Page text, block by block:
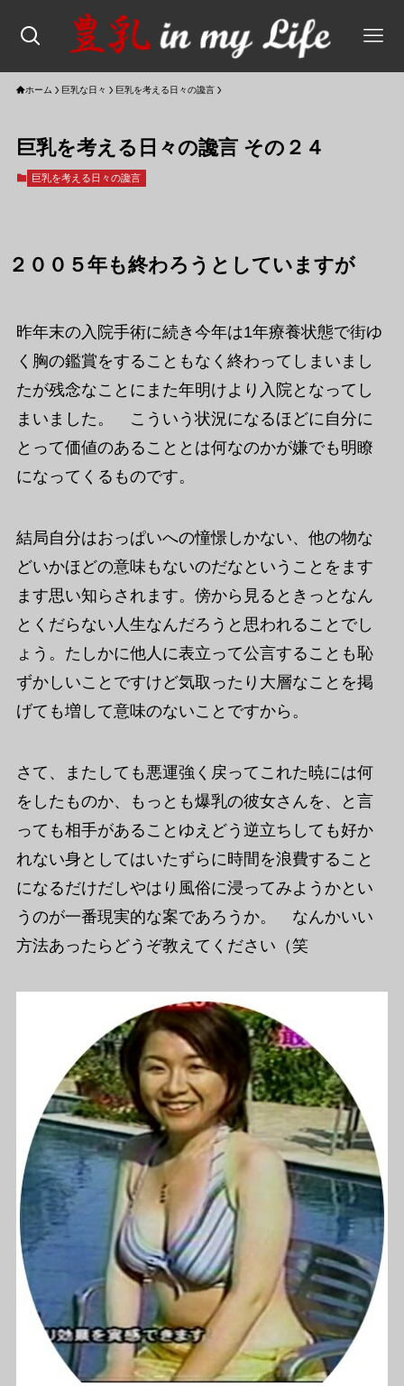
ホーム 巨乳な日々 巨乳を考える日々の讒言
巨乳を考える日々の讒言 その２４
巨乳を考える日々の讒言
２００５年も終わろうとしていますが
昨年末の入院手術に続き今年は1年療養状態で街ゆ
く胸の鑑賞をすることもなく終わってしまいまし
たが残念なことにまた年明けより入院となってし
まいました。 こういう状況になるほどに自分に
とって価値のあることとは何なのかが嫌でも明瞭
になってくるものです。
結局自分はおっぱいへの憧憬しかない、他の物な
どいかほどの意味もないのだなということをます
ます思い知らされます。傍から見るときっとなん
とくだらない人生なんだろうと思われることでし
ょう。たしかに他人に表立って公言することも恥
ずかしいことですけど気取ったり大層なことを掲
げても増して意味のないことですから。
さて、またしても悪運強く戻ってこれた暁には何
をしたものか、もっとも爆乳の彼女さんを、と言
っても相手があることゆえどう逆立ちしても好か
れない身としてはいたずらに時間を浪費すること
になるだけだしやはり風俗に浸ってみようかとい
うのが一番現実的な案であろうか。 なんかいい
方法あったらどうぞ教えてください（笑